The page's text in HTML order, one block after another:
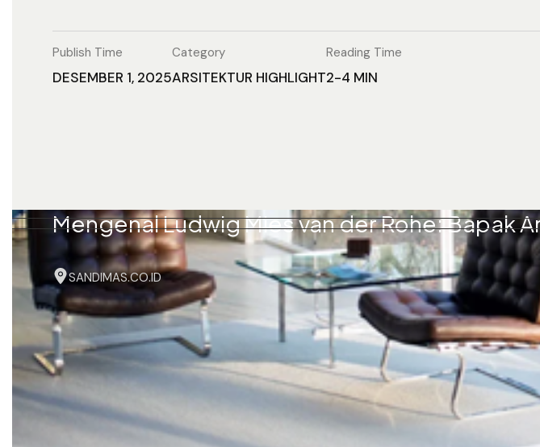
Publish Time
DESEMBER 1, 2025
Category
ARSITEKTUR HIGHLIGHT
Reading Time
2-4 MIN
Mengenal Ludwig Mies van der Rohe: Bapak
SANDIMAS.CO.ID